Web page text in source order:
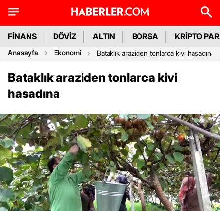
FİNANS DÖVİZ ALTIN BORSA KRİPTO
Anasayfa Ekonomi Bataklık araziden tonlarca kivi hasadına
Bataklık araziden tonlarca kivi
hasadına